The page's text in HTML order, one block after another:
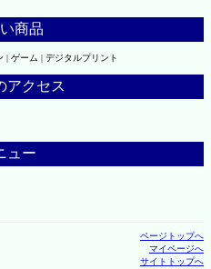
商品
| ゲーム | デジタルプリント
アクセス
ュー
ページトップへ
マイページへ
サイトトップへ